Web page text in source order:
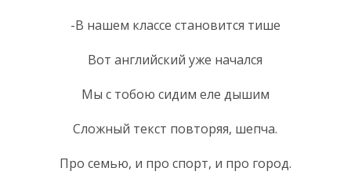
-В нашем классе становится тише
Вот английский уже начался
Мы с тобою сидим еле дышим
Сложный текст повторяя, шепча.
Про семью, и про спорт, и про город.